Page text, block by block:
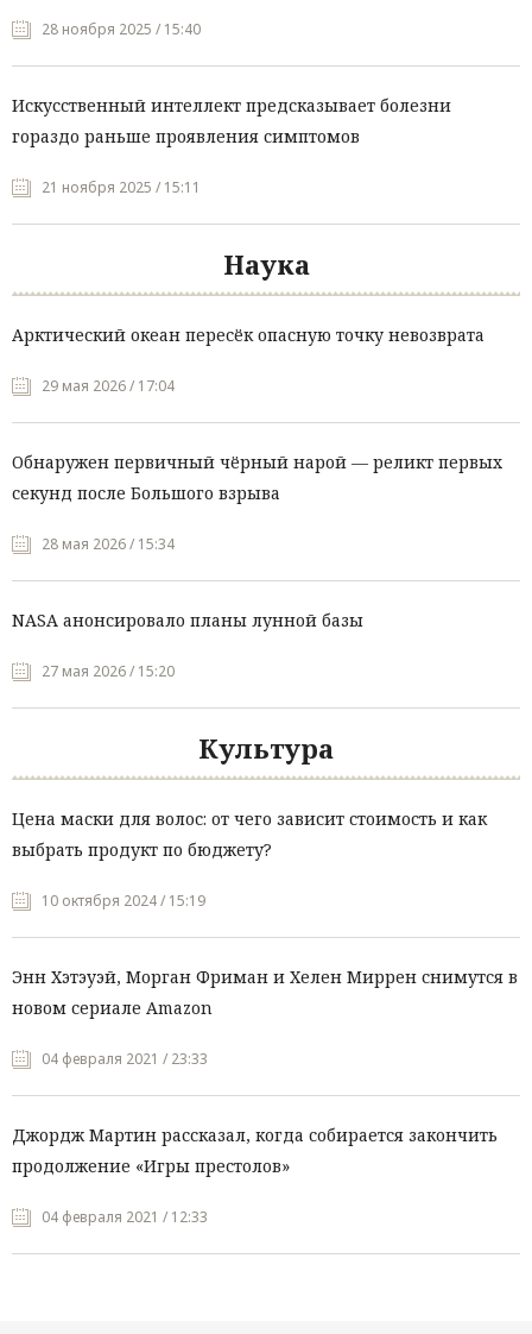
28 ноября 2025 / 15:40
Искусственный интеллект предсказывает болезни
гораздо раньше проявления симптомов
21 ноября 2025 / 15:11
Наука
Арктический океан пересёк опасную точку невозврата
29 мая 2026 / 17:04
Обнаружен первичный чёрный нарой — реликт первых
секунд после Большого взрыва
28 мая 2026 / 15:34
NASA анонсировало планы лунной базы
27 мая 2026 / 15:20
Культура
Цена маски для волос: от чего зависит стоимость и как
выбрать продукт по бюджету?
10 октября 2024 / 15:19
Энн Хэтэуэй, Морган Фриман и Хелен Миррен снимутся в
новом сериале Amazon
04 февраля 2021 / 23:33
Джордж Мартин рассказал, когда собирается закончить
продолжение «Игры престолов»
04 февраля 2021 / 12:33